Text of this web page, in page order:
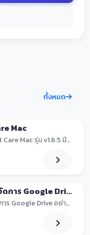
ทั้งหมด
Mac
-ระบบ Student Care Mac รุ่น v1.6.5 มีความสามารถหลั...
ระบบบริหารจัดการ Google Drive Drive Nexus · Personal Drive Command Center
ระบบบริหารจัดการ Google Drive อย่างครบวงจรในระบบเด...